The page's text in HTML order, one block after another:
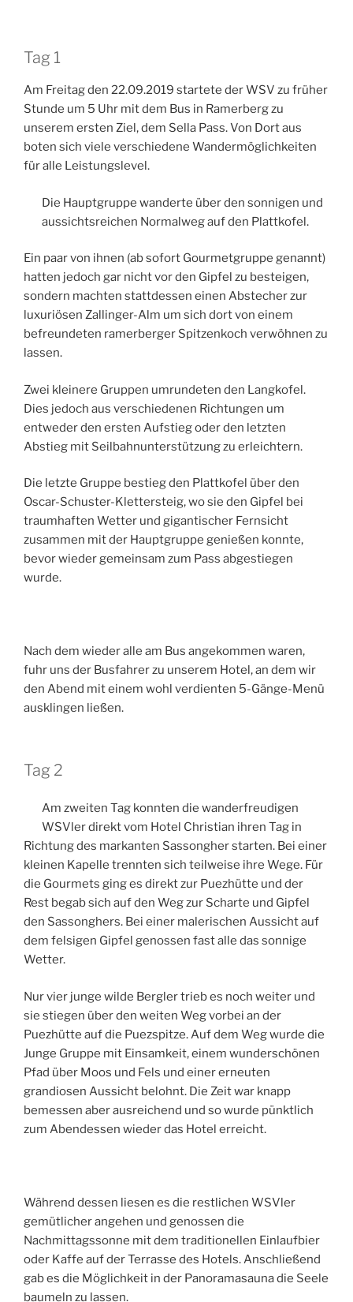
Tag 1
Am Freitag den 22.09.2019 startete der WSV zu früher
Stunde um 5 Uhr mit dem Bus in Ramerberg zu
unserem ersten Ziel, dem Sella Pass. Von Dort aus
boten sich viele verschiedene Wandermöglichkeiten
für alle Leistungslevel.
Die Hauptgruppe wanderte über den sonnigen und
aussichtsreichen Normalweg auf den Plattkofel.
Ein paar von ihnen (ab sofort Gourmetgruppe genannt)
hatten jedoch gar nicht vor den Gipfel zu besteigen,
sondern machten stattdessen einen Abstecher zur
luxuriösen Zallinger-Alm um sich dort von einem
befreundeten ramerberger Spitzenkoch verwöhnen zu
lassen.
Zwei kleinere Gruppen umrundeten den Langkofel.
Dies jedoch aus verschiedenen Richtungen um
entweder den ersten Aufstieg oder den letzten
Abstieg mit Seilbahnunterstützung zu erleichtern.
Die letzte Gruppe bestieg den Plattkofel über den
Oscar-Schuster-Klettersteig, wo sie den Gipfel bei
traumhaften Wetter und gigantischer Fernsicht
zusammen mit der Hauptgruppe genießen konnte,
bevor wieder gemeinsam zum Pass abgestiegen
wurde.
Nach dem wieder alle am Bus angekommen waren,
fuhr uns der Busfahrer zu unserem Hotel, an dem wir
den Abend mit einem wohl verdienten 5-Gänge-Menü
ausklingen ließen.
Tag 2
Am zweiten Tag konnten die wanderfreudigen
WSVler direkt vom Hotel Christian ihren Tag in
Richtung des markanten Sassongher starten. Bei einer
kleinen Kapelle trennten sich teilweise ihre Wege. Für
die Gourmets ging es direkt zur Puezhütte und der
Rest begab sich auf den Weg zur Scharte und Gipfel
den Sassonghers. Bei einer malerischen Aussicht auf
dem felsigen Gipfel genossen fast alle das sonnige
Wetter.
Nur vier junge wilde Bergler trieb es noch weiter und
sie stiegen über den weiten Weg vorbei an der
Puezhütte auf die Puezspitze. Auf dem Weg wurde die
Junge Gruppe mit Einsamkeit, einem wunderschönen
Pfad über Moos und Fels und einer erneuten
grandiosen Aussicht belohnt. Die Zeit war knapp
bemessen aber ausreichend und so wurde pünktlich
zum Abendessen wieder das Hotel erreicht.
Während dessen liesen es die restlichen WSVler
gemütlicher angehen und genossen die
Nachmittagssonne mit dem traditionellen Einlaufbier
oder Kaffe auf der Terrasse des Hotels. Anschließend
gab es die Möglichkeit in der Panoramasauna die Seele
baumeln zu lassen.